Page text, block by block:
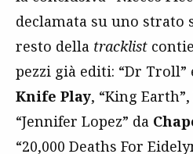
declamata su uno strato
resto della tracklist
pezzi già editi: “Dr Troll”
Knife Play, “King
“Jennifer Lopez” da
“20,000 Deaths For